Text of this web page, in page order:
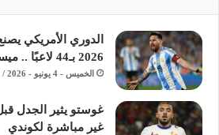
الدوري الأمريكي
2026 بـ44 لاعبًا .. ميسي يتصدر القائمة
الخميس - 4 يونيو - 2026 / 12:59 مساءً
غوستو يثير الجدل
غير مباشرة لكوندي